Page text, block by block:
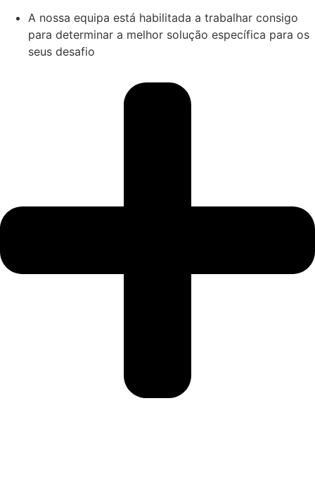
A nossa equipa está habilitada a trabalhar consigo
para determinar a melhor solução específica para os
seus desafio